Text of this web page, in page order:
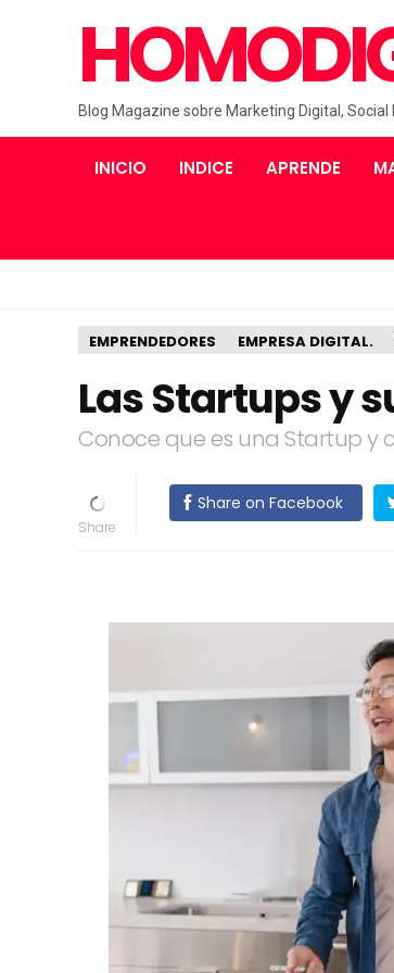
Blog Magazine sobre Marketing Digital, Social
INICIO INDICE APRENDE
EMPRENDEDORES EMPRESA DIGITAL.
Las Startups y
Conoce que es una Startup y
Share on Facebook